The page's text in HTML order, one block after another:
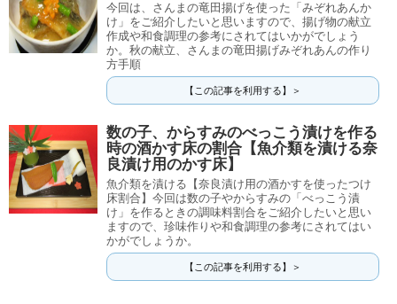
今回は、さんまの竜田揚げを使った「みぞれあんか
け」をご紹介したいと思いますので、揚げ物の献立
作成や和食調理の参考にされてはいかがでしょう
か。秋の献立、さんまの竜田揚げみぞれあんの作り
方手順
【この記事を利用する】＞
数の子、からすみのべっこう漬けを作る
時の酒かす床の割合【魚介類を漬ける奈
良漬け用のかす床】
魚介類を漬ける【奈良漬け用の酒かすを使ったつけ
床割合】今回は数の子やからすみの「べっこう漬
け」を作るときの調味料割合をご紹介したいと思い
ますので、珍味作りや和食調理の参考にされてはい
かがでしょうか。
【この記事を利用する】＞